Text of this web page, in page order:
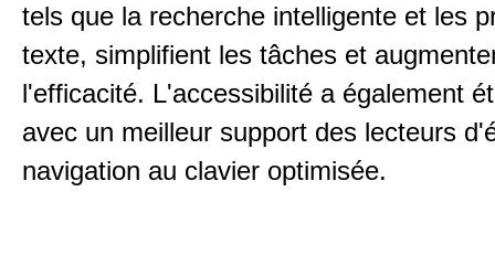
tels que la recherche intelligente et les
texte, simplifient les tâches et
l'efficacité. L'accessibilité a également
avec un meilleur support des lecteurs
navigation au clavier optimisée.